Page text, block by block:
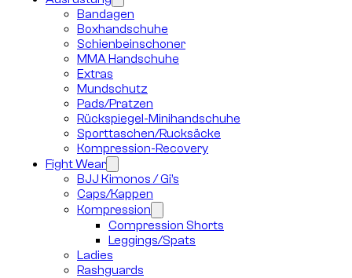
Bandagen
Boxhandschuhe
Schienbeinschoner
MMA Handschuhe
Extras
Mundschutz
Pads/Pratzen
Rückspiegel-Minihandschuhe
Sporttaschen/Rucksäcke
Kompression-Recovery
Fight Wear
BJJ Kimonos / Gi’s
Caps/Kappen
Kompression
Compression Shorts
Leggings/Spats
Ladies
Rashguards